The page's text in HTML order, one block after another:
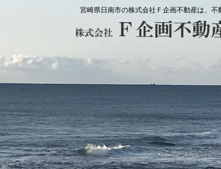
宮崎県日南市の株式会社Ｆ企画不動産は、